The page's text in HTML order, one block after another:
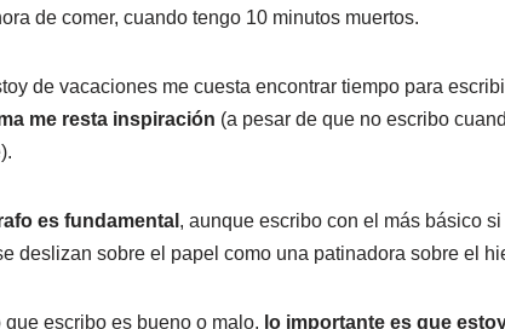
de comer, cuando tengo 10 minutos muertos.
de vacaciones me cuesta encontrar tiempo para
me resta inspiración (a pesar de que no escribo
es fundamental , aunque escribo con el más básico
deslizan sobre el papel como una patinadora sobre el
que escribo es bueno o malo, lo importante es que